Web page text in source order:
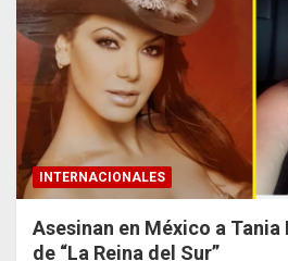
INTERNACIONALES
Asesinan en México a
de “La Reina del Sur”